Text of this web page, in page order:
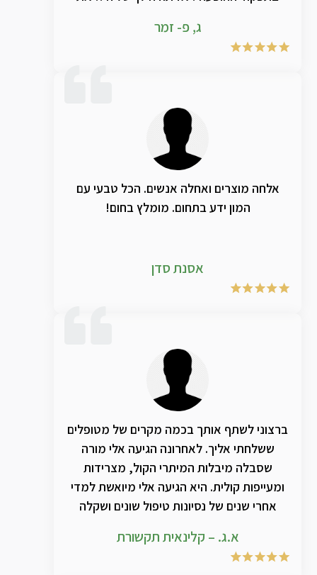
לזמר ענק , בן אדם מדהים ❣
ג, פ- זמר
אלחה מוצרים ואחלה אנשים. הכל טבעי עם
המון ידע בתחום. מומלץ בחום!
אסנת סדן
ברצוני לשתף אותך בכמה מקרים של מטופלים
ששלחתי אליך. לאחרונה הגיעה אלי מורה
שסבלה מיבלות המיתרי הקול, מצרידות
ומעייפות קולית. היא הגיעה אלי מיואשת למדי
אחרי שנים של נסיונות טיפול שונים ושקלה
לאיבוד קול וגם במצבים ה"טובים" שלה קולה
היה סדוק ומחוספס. לאחר סדרת מפגשים בהם
א.ג. – קלינאית תקשורת